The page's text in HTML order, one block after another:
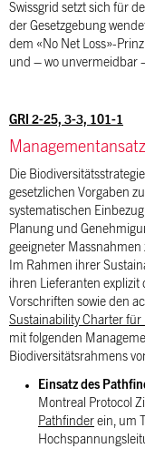
Swissgrid setzt sich für
der Gesetzgebung
dem «No Net Loss»-
und – wo unvermeidbar
GRI 2-25, 3-3, 101-1
Managementansatz
Die
gesetzlichen Vorgaben
systematischen
Planung und
geeigneter
Im Rahmen ihrer
ihren Lieferanten
Vorschriften sowie den
Sustainability Charter für
mit folgenden
Biodiversitätsrahmens
Einsatz des
Montreal Protocol
Pathfinder ein, um